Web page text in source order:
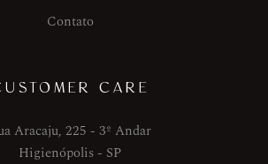
Contato
CARE
Aracaju, 225 - 3º Andar
Higienópolis - SP